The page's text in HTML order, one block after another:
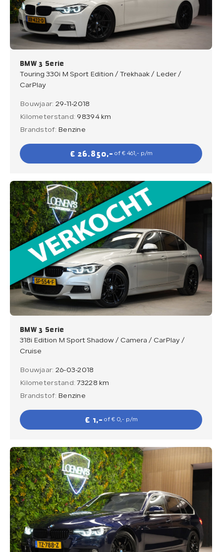
BMW 3 Serie
Touring 330i M Sport Edition / Trekhaak / Leder /
CarPlay
Bouwjaar: 29-11-2018
Kilometerstand: 98394 km
Brandstof: Benzine
€ 26.850,- of € 461,- p/m
BMW 3 Serie
318i Edition M Sport Shadow / Camera / CarPlay /
Cruise
Bouwjaar: 26-03-2018
Kilometerstand:73228 km
Brandstof: Benzine
€ 1,- of € 0,- p/m